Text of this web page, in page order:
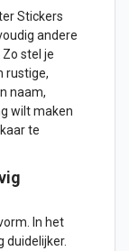
Stickers
andere
stel je
rustige,
naam,
wilt maken
te
In het
duidelijker.